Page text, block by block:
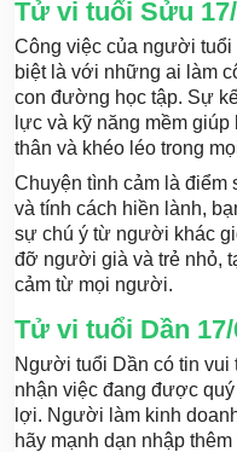
Tử vi tuổi Sửu
Công việc của người
biệt là với những ai làm
con đường học tập. Sự
lực và kỹ năng mềm
thân và khéo léo trong
Chuyện tình cảm là điểm
và tính cách hiền lành,
sự chú ý từ người khác
đỡ người già và trẻ nhỏ,
cảm từ mọi người.
Tử vi tuổi Dần 17/
Người tuổi Dần có tin vui
nhận việc đang được
lợi. Người làm kinh
hãy mạnh dạn nhập